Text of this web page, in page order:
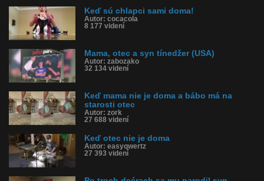
Keď sú chlapci sami doma!
Autor: cocacola
8 177 videní
Mama, otec a syn tínedžer (USA)
Autor: zabozako
32 134 videní
Keď mama nie je doma a bábo má na
starosti otec
Autor: zork
27 688 videní
Keď otec nie je doma
Autor: easyqwertz
27 393 videní